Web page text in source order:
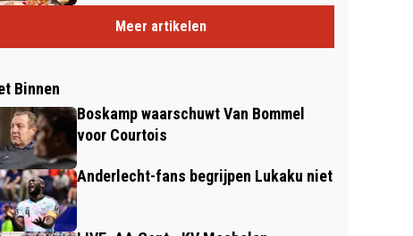
Meer artikelen
Binnen
Boskamp waarschuwt Van Bommel
voor Courtois
Anderlecht-fans begrijpen Lukaku niet